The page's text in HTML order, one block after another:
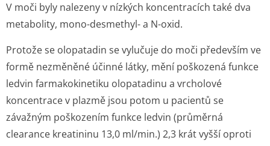
V moči byly nalezeny v nízkých koncentracích také dva
metabolity, mono-desmethyl- a N-oxid.
Protože se olopatadin se vylučuje do moči především ve
formě nezměněné účinné látky, mění poškozená funkce
ledvin farmakokinetiku olopatadinu a vrcholové
koncentrace v plazmě jsou potom u pacientů se
závažným poškozením funkce ledvin (průměrná
clearance kreatininu 13,0 ml/min.) 2,3 krát vyšší oproti